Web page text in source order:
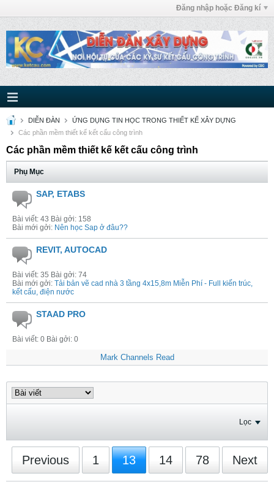
Đăng nhập hoặc Đăng kí
DIỄN ĐÀN
ỨNG DỤNG TIN HỌC TRONG THIẾT KẾ XÂY DỰNG
Các phần mềm thiết kế kết cấu công trình
Các phần mềm thiết kế kết cấu công trình
Phụ Mục
SAP, ETABS
Bài viết: 43 Bài gởi: 158
Bài mới gởi: Nên học Sap ở đâu??
REVIT, AUTOCAD
Bài viết: 35 Bài gởi: 74
Bài mới gởi: Tải bản vẽ cad nhà 3 tầng 4x15,8m Miễn Phí - Full kiến trúc,
kết cấu, điện nước
STAAD PRO
Bài viết: 0 Bài gởi: 0
Mark Channels Read
Lọc
Previous 1 13 14 78 Next